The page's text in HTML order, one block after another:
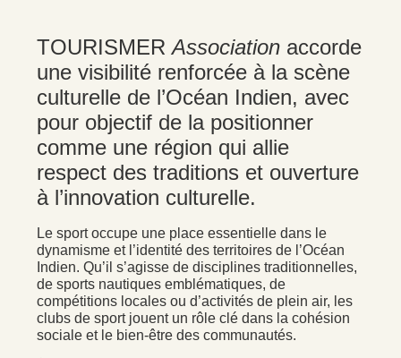
TOURISMERAssociationaccorde
une visibilité renforcée à la scène
culturelle de l’Océan Indien, avec
pour objectif de la positionner
comme une région qui allie
respect des traditions et ouverture
à l’innovation culturelle.
Le sport occupe une place essentielle dans le
dynamisme et l’identité des territoires de l’Océan
Indien. Qu’il s’agisse de disciplines traditionnelles,
de sports nautiques emblématiques, de
compétitions locales ou d’activités de plein air, les
clubs de sport jouent un rôle clé dans la cohésion
sociale et le bien-être des communautés.